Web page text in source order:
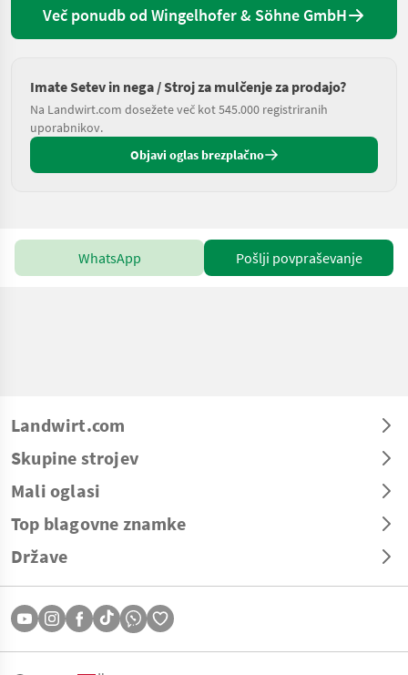
Več ponudb od Wingelhofer & Söhne GmbH
Imate Setev in nega / Stroj za mulčenje za prodajo?
Na Landwirt.com dosežete več kot 545.000 registriranih
uporabnikov.
Objavi oglas brezplačno
WhatsApp Pošlji povpraševanje
Landwirt.com
Skupine strojev
Mali oglasi
Top blagovne znamke
Države